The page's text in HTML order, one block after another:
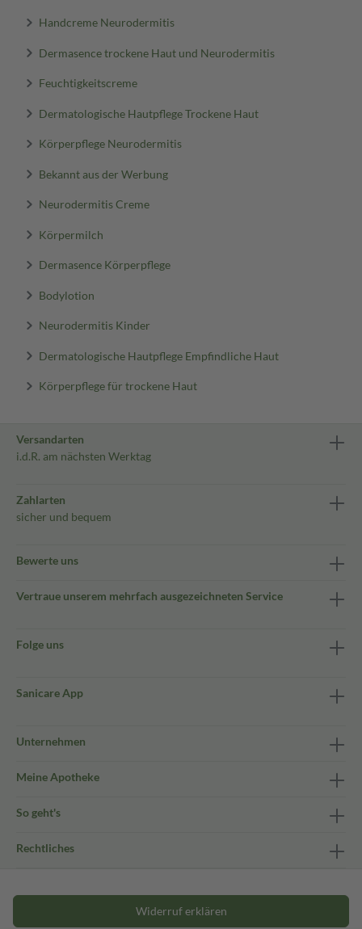
Handcreme Neurodermitis
Dermasence trockene Haut und Neurodermitis
Feuchtigkeitscreme
Dermatologische Hautpflege Trockene Haut
Körperpflege Neurodermitis
Bekannt aus der Werbung
Neurodermitis Creme
Körpermilch
Dermasence Körperpflege
Bodylotion
Neurodermitis Kinder
Dermatologische Hautpflege Empfindliche Haut
Körperpflege für trockene Haut
Versandarten
i.d.R. am nächsten Werktag
Zahlarten
sicher und bequem
Bewerte uns
Vertraue unserem mehrfach ausgezeichneten Service
Folge uns
Sanicare App
Unternehmen
Meine Apotheke
So geht's
Rechtliches
Widerruf erklären